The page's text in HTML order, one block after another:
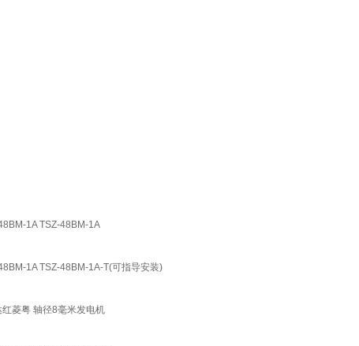
1A TSZ-48BM-1A
1A TSZ-48BM-1A-T(可指导安装)
菱粤 轴径8毫米发电机